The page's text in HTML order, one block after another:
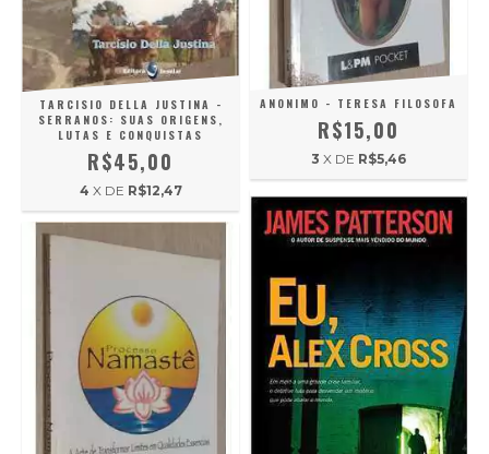
TARCISIO DELLA JUSTINA -
SERRANOS: SUAS ORIGENS,
LUTAS E CONQUISTAS
R$45,00
4 X DE R$12,47
ANONIMO - TERESA FILOSOFA
R$15,00
3 X DE R$5,46